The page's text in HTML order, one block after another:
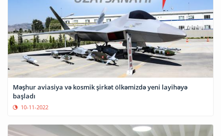
Məşhur aviasiya və kosmik şirkət ölkəmizdə yeni layihəyə
başladı
10-11-2022